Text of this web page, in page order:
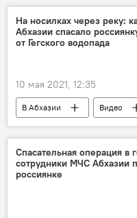
На носилках через реку:
Абхазии спасало
от Гегского водопада
10 мая 2021, 12:35
В Абхазии Видео
Спасательная операция в
сотрудники МЧС Абхазии
россиянке